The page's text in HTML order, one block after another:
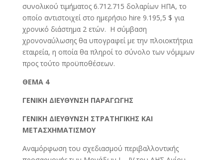
συνολικού τιμήματος 6.712.715 δολαρίων ΗΠΑ, το
οποίο αντιστοιχεί στο ημερήσιο hire 9.195,5 $ για
χρονικό διάστημα 2 ετών. Η σύμβαση
χρονοναύλωσης θα υπογραφεί με την πλοιοκτήτρια
εταιρεία, η οποία θα πληροί το σύνολο των νόμιμων
προς τούτο προϋποθέσεων.
ΘΕΜΑ 4
ΓΕΝΙΚΗ ΔΙΕΥΘΥΝΣΗ ΠΑΡΑΓΩΓΗΣ
ΓΕΝΙΚΗ ΔΙΕΥΘΥΝΣΗ ΣΤΡΑΤΗΓΙΚΗΣ ΚΑΙ
ΜΕΤΑΣΧΗΜΑΤΙΣΜΟΥ
Αναμόρφωση του σχεδιασμού περιβαλλοντικής